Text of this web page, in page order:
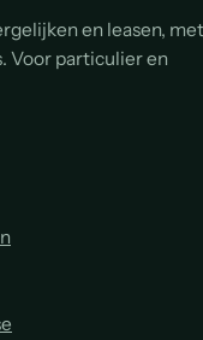
en leasen, met
Voor particulier en